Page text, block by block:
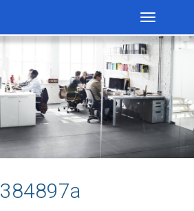
Toggle
384897a